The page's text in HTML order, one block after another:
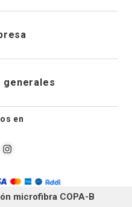
microfibra COPA-B
pedidos
email
y desistimiento
prendas
generales
de compra
en